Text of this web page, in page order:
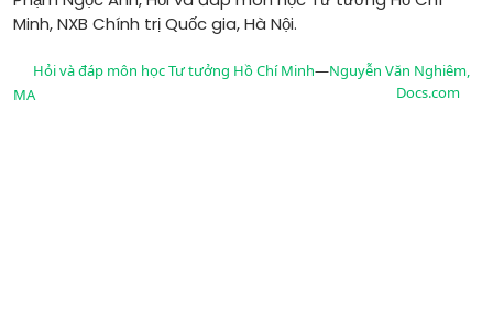
Minh, NXB Chính trị Quốc gia, Hà Nội.
Hỏi và đáp môn học Tư tưởng Hồ Chí Minh—Nguyễn Văn Nghiêm,
MA
Docs.com